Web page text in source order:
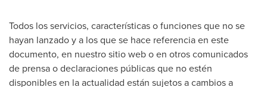
Todos los servicios, características o funciones que no se
hayan lanzado y a los que se hace referencia en este
documento, en nuestro sitio web o en otros comunicados
de prensa o declaraciones públicas que no estén
disponibles en la actualidad están sujetos a cambios a